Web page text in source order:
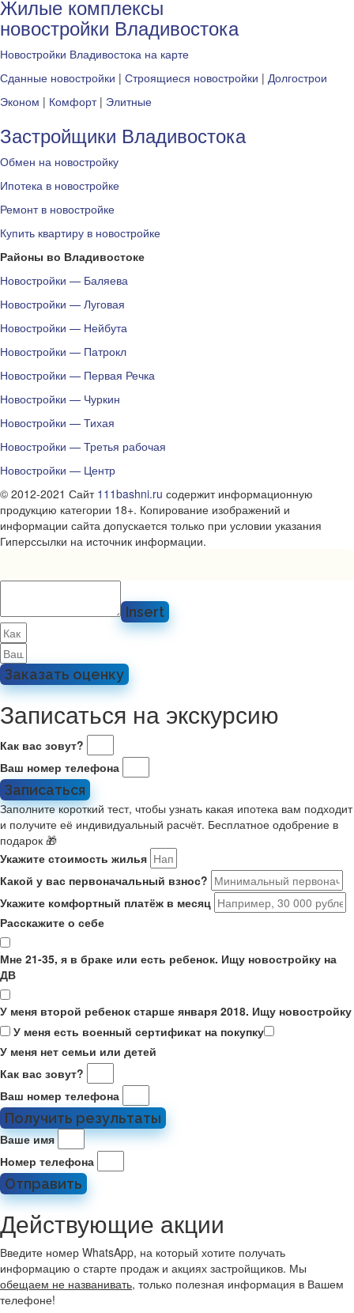
Жилые комплексы
новостройки Владивостока
Новостройки Владивостока на карте
Сданные новостройки | Строящиеся новостройки | Долгострои
Эконом | Комфорт| Элитные
Застройщики Владивостока
Обмен на новостройку
Ипотека в новостройке
Ремонт в новостройке
Купить квартиру в новостройке
Районы во Владивостоке
Новостройки — Баляева
Новостройки — Луговая
Новостройки — Нейбута
Новостройки — Патрокл
Новостройки — Первая Речка
Новостройки — Чуркин
Новостройки — Тихая
Новостройки — Третья рабочая
Новостройки — Центр
© 2012-2021 Сайт 111bashni.ru содержит информационную
продукцию категории 18+. Копирование изображений и
информации сайта допускается только при условии указания
Гиперссылки на источник информации.
Insert
Заказать оценку
Записаться на экскурсию
Как вас зовут?
Ваш номер телефона
Записаться
Заполните короткий тест, чтобы узнать какая ипотека вам подходит
и получите её индивидуальный расчёт. Бесплатное одобрение в
подарок 🎁
Укажите стоимость жилья
Какой у вас первоначальный взнос?
Укажите комфортный платёж в месяц
Расскажите о себе
Мне 21-35, я в браке или есть ребенок. Ищу новостройку на
ДВ
У меня второй ребенок старше января 2018. Ищу новостройку
У меня есть военный сертификат на покупку
У меня нет семьи или детей
Как вас зовут?
Ваш номер телефона
Получить результаты
Ваше имя
Номер телефона
Отправить
Действующие акции
Введите номер WhatsApp, на который хотите получать
информацию о старте продаж и акциях застройщиков. Мы
обещаем не названивать, только полезная информация в Вашем
телефоне!